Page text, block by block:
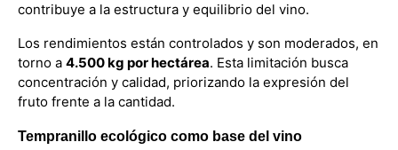
contribuye a la estructura y equilibrio del vino.
Los rendimientos están controlados y son moderados, en
torno a 4.500 kg por hectárea. Esta limitación busca
concentración y calidad, priorizando la expresión del
fruto frente a la cantidad.
Tempranillo ecológico como base del vino